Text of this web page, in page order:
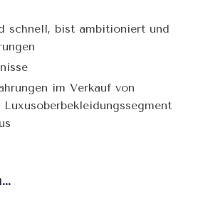
schnell, bist ambitioniert und
im Verkauf von